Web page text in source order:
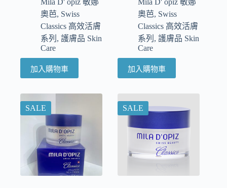
Mila D' opiz 敏娜
奧芭, Swiss
Classics 高效活膚
系列 , 護膚品 Skin
Care
加入購物車
Mila D' opiz 敏娜
奧芭, Swiss
Classics 高效活膚
系列 ,護膚品 Skin
Care
加入購物車
SALE SALE